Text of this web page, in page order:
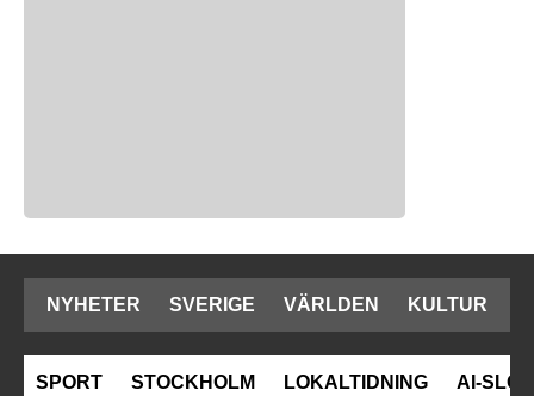
NYHETER SVERIGE VÄRLDEN KULTUR
SPORT STOCKHOLM LOKALTIDNING AI-SLOP